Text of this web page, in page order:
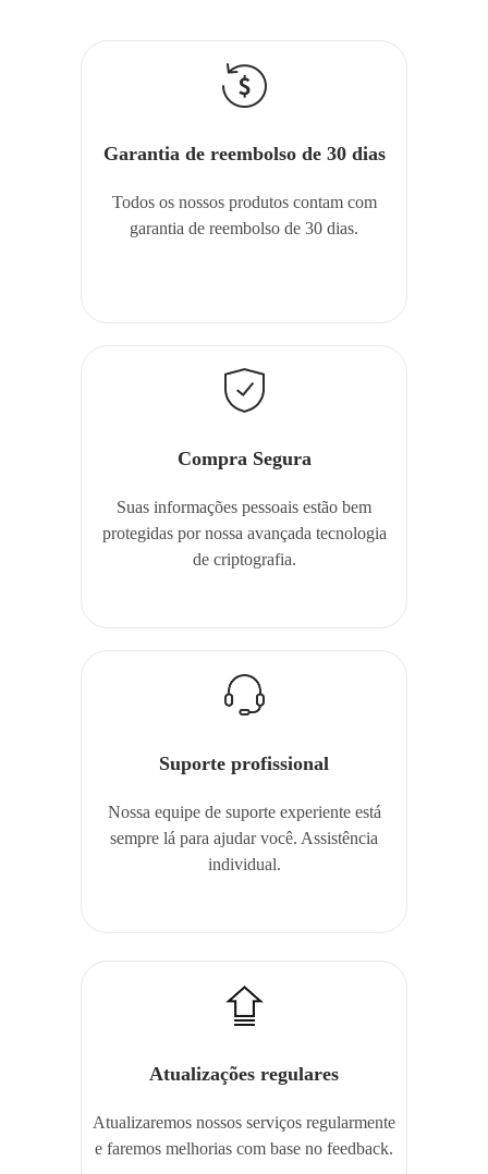
Garantia de reembolso de 30 dias
Todos os nossos produtos contam com
garantia de reembolso de 30 dias.
Compra Segura
Suas informações pessoais estão bem
protegidas por nossa avançada tecnologia
de criptografia.
Suporte profissional
Nossa equipe de suporte experiente está
sempre lá para ajudar você. Assistência
individual.
Atualizações regulares
Atualizaremos nossos serviços regularmente
e faremos melhorias com base no feedback.